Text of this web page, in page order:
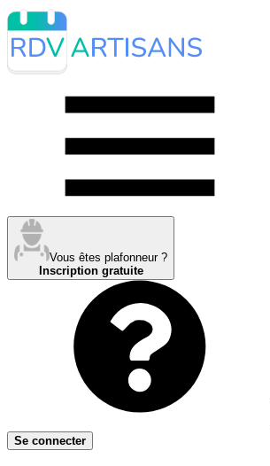
Vous êtes plafonneur ?
Inscription gratuite
Se connecter